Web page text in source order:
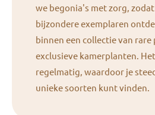
we begonia's met zorg,
bijzondere exemplaren
binnen een collectie van rare
exclusieve kamerplanten.
regelmatig, waardoor je
unieke soorten kunt vinden.